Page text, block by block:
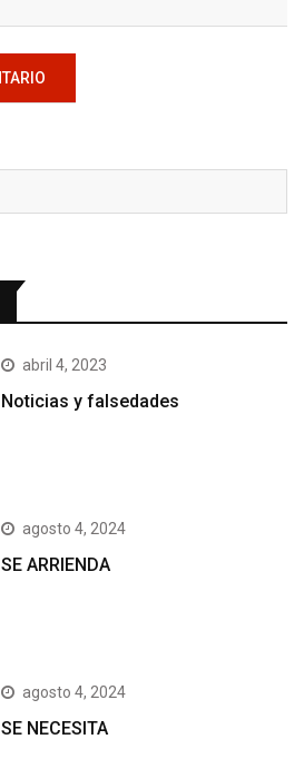
abril 4, 2023
Noticias y falsedades
agosto 4, 2024
SE ARRIENDA
agosto 4, 2024
SE NECESITA